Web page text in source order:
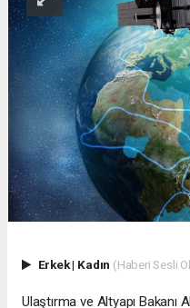
Erkek| Kadın (Haberi Sesli
Ulaştırma ve Altyapı Bakanı